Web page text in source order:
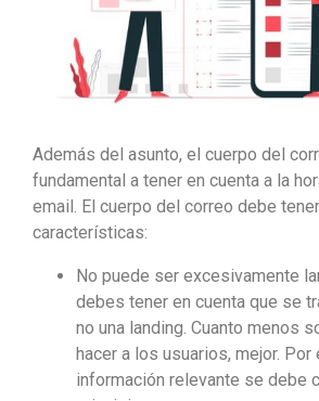
Además del asunto, el cuerpo del
fundamental a tener en cuenta a la
email. El cuerpo del correo debe
características:
No puede ser excesivamente
debes tener en cuenta que se
no una landing. Cuanto menos
hacer a los usuarios, mejor. Por
información relevante se debe